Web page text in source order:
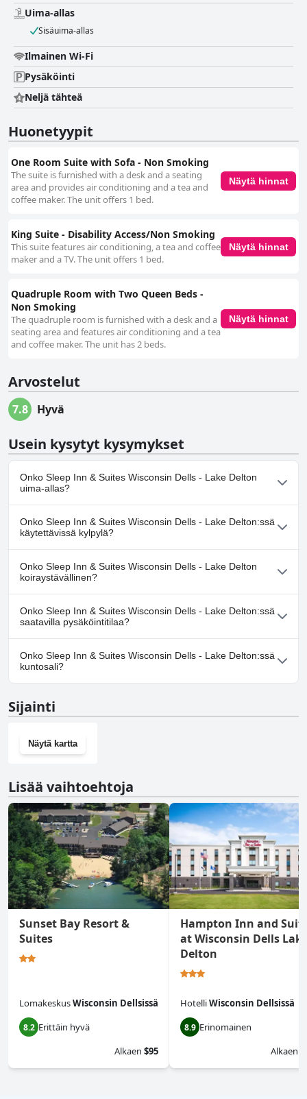
Uima-allas
Sisäuima-allas
Ilmainen Wi-Fi
Pysäköinti
Neljä tähteä
Huonetyypit
One Room Suite with Sofa - Non Smoking
The suite is furnished with a desk and a seating
area and provides air conditioning and a tea and
coffee maker. The unit offers 1 bed.
Näytä hinnat
King Suite - Disability Access/Non Smoking
This suite features air conditioning, a tea and coffee
maker and a TV. The unit offers 1 bed.
Näytä hinnat
Quadruple Room with Two Queen Beds -
Non Smoking
The quadruple room is furnished with a desk and a
seating area and features air conditioning and a tea
and coffee maker. The unit has 2 beds.
Näytä hinnat
Arvostelut
7.8 Hyvä
Usein kysytyt kysymykset
Onko Sleep Inn & Suites Wisconsin Dells - Lake Delton
uima-allas?
Kyllä, Sleep Inn & Suites Wisconsin Dells - Lake Delton:ssä on
uima-allas/altaita, jotka kuuluvat yhteen tai useampaan
seuraavista luokista: Sisäuima-allas.
Onko Sleep Inn & Suites Wisconsin Dells - Lake Delton:ssä
käytettävissä kylpylä?
Ei, Sleep Inn & Suites Wisconsin Dells - Lake Delton ei tarjoa
kylpylää.
Onko Sleep Inn & Suites Wisconsin Dells - Lake Delton
koiraystävällinen?
Ei, Sleep Inn & Suites Wisconsin Dells - Lake Delton ei salli koiria.
Onko Sleep Inn & Suites Wisconsin Dells - Lake Delton:ssä
saatavilla pysäköintitilaa?
Kyllä, Sleep Inn & Suites Wisconsin Dells - Lake Delton tarjoaa
pysäköintimahdollisuuden.
Onko Sleep Inn & Suites Wisconsin Dells - Lake Delton:ssä
kuntosali?
kuntosalia.
Sijainti
Näytä kartta
Lisää vaihtoehtoja
Sunset Bay Resort &
Suites
LomakeskusWisconsin Dellsissä
8.2 Erittäin hyvä
Alkaen $95
Hampton Inn and
at Wisconsin Dells
Delton
HotelliWisconsin Dellsissä
8.9 Erinomainen
Alkaen